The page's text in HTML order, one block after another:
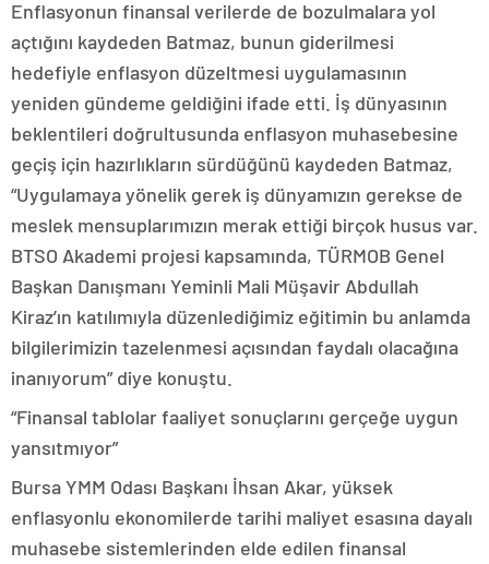
Enflasyonun finansal verilerde de bozulmalara yol
açtığını kaydeden Batmaz, bunun giderilmesi
hedefiyle enflasyon düzeltmesi uygulamasının
yeniden gündeme geldiğini ifade etti. İş dünyasının
beklentileri doğrultusunda enflasyon muhasebesine
geçiş için hazırlıkların sürdüğünü kaydeden Batmaz,
“Uygulamaya yönelik gerek iş dünyamızın gerekse de
meslek mensuplarımızın merak ettiği birçok husus var.
BTSO Akademi projesi kapsamında, TÜRMOB Genel
Başkan Danışmanı Yeminli Mali Müşavir Abdullah
Kiraz’ın katılımıyla düzenlediğimiz eğitimin bu anlamda
bilgilerimizin tazelenmesi açısından faydalı olacağına
inanıyorum” diye konuştu.
“Finansal tablolar faaliyet sonuçlarını gerçeğe uygun
yansıtmıyor”
Bursa YMM Odası Başkanı İhsan Akar, yüksek
enflasyonlu ekonomilerde tarihi maliyet esasına dayalı
muhasebe sistemlerinden elde edilen finansal